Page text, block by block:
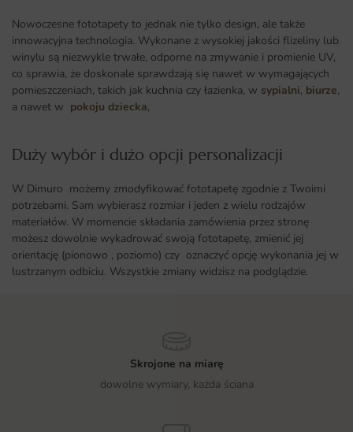
Nowoczesne fototapety to jednak nie tylko design, ale także
innowacyjna technologia. Wykonane z wysokiej jakości flizeliny lub
winylu są niezwykle trwałe, odporne na zmywanie i promienie UV,
co sprawia, że doskonale sprawdzają się nawet w wymagających
pomieszczeniach, takich jak kuchnia czy łazienka, w sypialni, biurze,
a nawet w pokoju dziecka,
Duży wybór i dużo opcji personalizacji ​
W Dimuro możemy zmodyfikować fototapetę zgodnie z Twoimi
potrzebami. Sam wybierasz rozmiar i jeden z wielu rodzajów
materiałów. W momencie składania zamówienia przez stronę
możesz dowolnie wykadrować swoją fototapetę, zmienić jej
orientację (pionowo , poziomo) czy oznaczyć opcję wykonania jej w
lustrzanym odbiciu. Wszystkie zmiany widzisz na podglądzie.
Skrojone na miarę
dowolne wymiary, każda ściana